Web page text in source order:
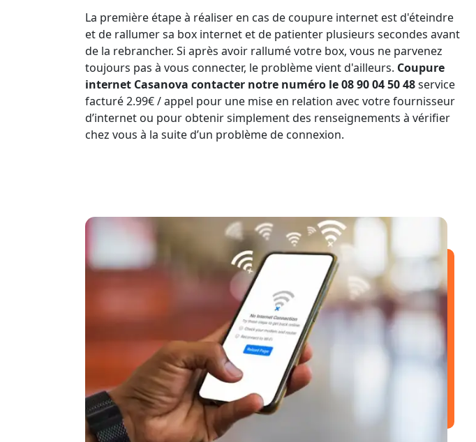
La première étape à réaliser en cas de coupure internet est d'éteindre
et de rallumer sa box internet et de patienter plusieurs secondes avant
de la rebrancher. Si après avoir rallumé votre box, vous ne parvenez
toujours pas à vous connecter, le problème vient d'ailleurs. Coupure
internet Casanova contacter notre numéro le 08 90 04 50 48service
facturé 2.99€ / appel pour une mise en relation avec votre fournisseur
d’internet ou pour obtenir simplement des renseignements à vérifier
chez vous à la suite d’un problème de connexion.